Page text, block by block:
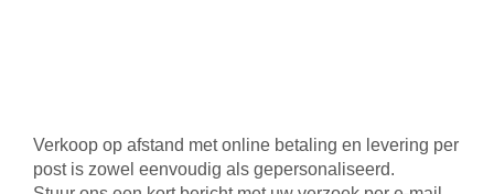
Verkoop op afstand met online betaling en levering per
post is zowel eenvoudig als gepersonaliseerd.